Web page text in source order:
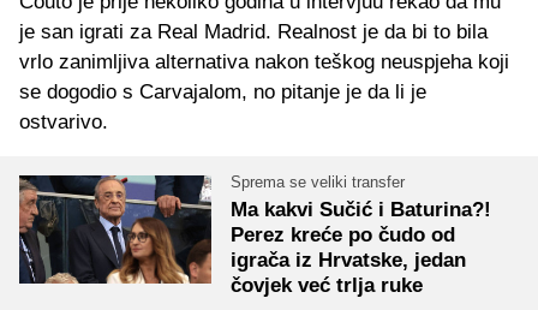
je san igrati za Real Madrid. Realnost je da bi to bila
vrlo zanimljiva alternativa nakon teškog neuspjeha koji
se dogodio s Carvajalom, no pitanje je da li je
ostvarivo.
Sprema se veliki transfer
Ma kakvi Sučić i Baturina?!
Perez kreće po čudo od
igrača iz Hrvatske, jedan
čovjek već trlja ruke